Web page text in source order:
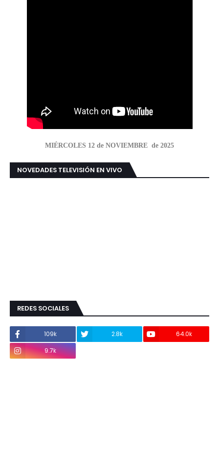
MIÉRCOLES 12 de NOVIEMBRE de 2025
NOVEDADES TELEVISIÓN EN VIVO
REDES SOCIALES
109k 2.8k
64.0k
9.7k